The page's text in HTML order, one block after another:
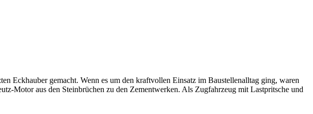
Eckhauber gemacht. Wenn es um den kraftvollen Einsatz im Baustellenalltag ging, waren
Motor aus den Steinbrüchen zu den Zementwerken. Als Zugfahrzeug mit Lastpritsche und